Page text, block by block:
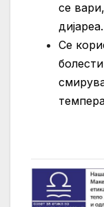
се
дијареа.
Се